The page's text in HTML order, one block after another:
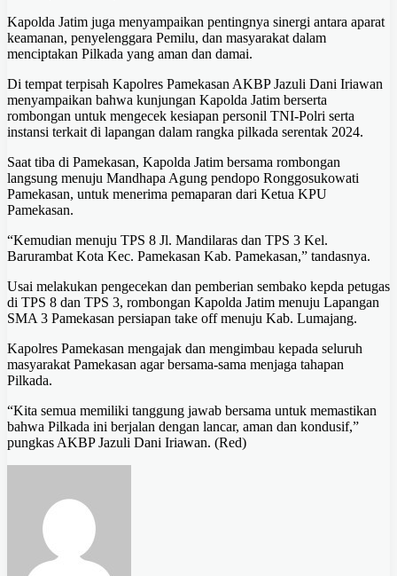
Kapolda Jatim juga menyampaikan pentingnya sinergi antara aparat
keamanan, penyelenggara Pemilu, dan masyarakat dalam
menciptakan Pilkada yang aman dan damai.
Di tempat terpisah Kapolres Pamekasan AKBP Jazuli Dani Iriawan
menyampaikan bahwa kunjungan Kapolda Jatim berserta
rombongan untuk mengecek kesiapan personil TNI-Polri serta
instansi terkait di lapangan dalam rangka pilkada serentak 2024.
Saat tiba di Pamekasan, Kapolda Jatim bersama rombongan
langsung menuju Mandhapa Agung pendopo Ronggosukowati
Pamekasan, untuk menerima pemaparan dari Ketua KPU
Pamekasan.
“Kemudian menuju TPS 8 Jl. Mandilaras dan TPS 3 Kel.
Barurambat Kota Kec. Pamekasan Kab. Pamekasan,” tandasnya.
Usai melakukan pengecekan dan pemberian sembako kepda petugas
di TPS 8 dan TPS 3, rombongan Kapolda Jatim menuju Lapangan
SMA 3 Pamekasan persiapan take off menuju Kab. Lumajang.
Kapolres Pamekasan mengajak dan mengimbau kepada seluruh
masyarakat Pamekasan agar bersama-sama menjaga tahapan
Pilkada.
“Kita semua memiliki tanggung jawab bersama untuk memastikan
bahwa Pilkada ini berjalan dengan lancar, aman dan kondusif,”
pungkas AKBP Jazuli Dani Iriawan. (Red)